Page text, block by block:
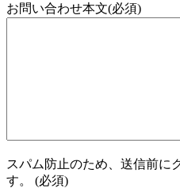
お問い合わせ本文(必須)
スパム防止のため、送信前に
す。 (必須)